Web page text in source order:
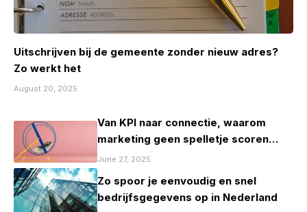
Uitschrijven bij de gemeente zonder nieuw adres?
Zo werkt het
August 20, 2025
Van KPI naar connectie, waarom
marketing geen spelletje scoren
mag zijn
June 27, 2025
Zo spoor je eenvoudig en snel
bedrijfsgegevens op in Nederland